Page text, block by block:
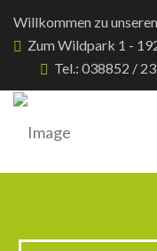
Willkommen zu
Zum Wildpark 1 -
Tel.: 038852 /